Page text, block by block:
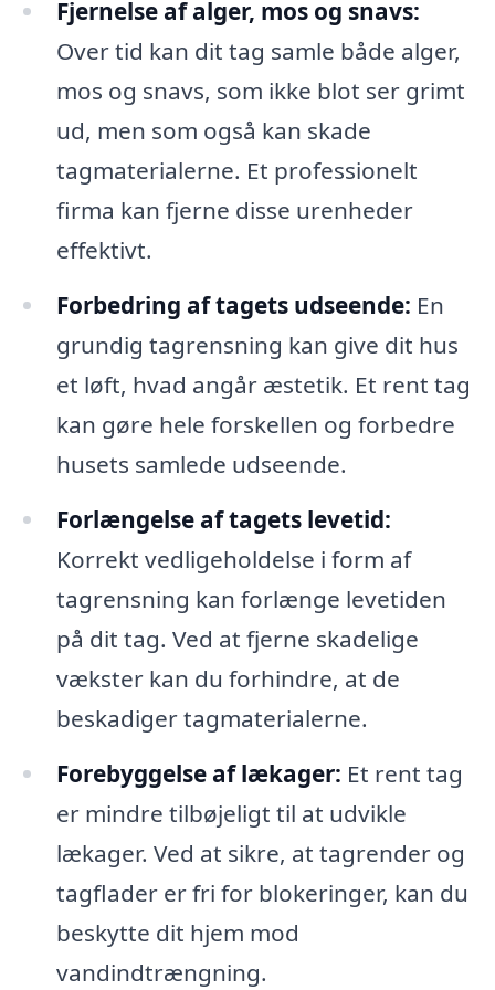
Fjernelse af alger, mos og snavs:
Over tid kan dit tag samle både alger,
mos og snavs, som ikke blot ser grimt
ud, men som også kan skade
tagmaterialerne. Et professionelt
firma kan fjerne disse urenheder
effektivt.
Forbedring af tagets udseende: En
grundig tagrensning kan give dit hus
et løft, hvad angår æstetik. Et rent tag
kan gøre hele forskellen og forbedre
husets samlede udseende.
Forlængelse af tagets levetid:
Korrekt vedligeholdelse i form af
tagrensning kan forlænge levetiden
på dit tag. Ved at fjerne skadelige
vækster kan du forhindre, at de
beskadiger tagmaterialerne.
Forebyggelse af lækager: Et rent tag
er mindre tilbøjeligt til at udvikle
lækager. Ved at sikre, at tagrender og
tagflader er fri for blokeringer, kan du
beskytte dit hjem mod
vandindtrængning.